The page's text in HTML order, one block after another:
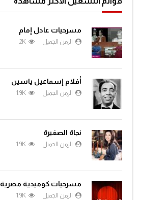
مسرحيات عادل إمام
الزمن الجميل 2K
أفلام إسماعيل ياسين
الزمن الجميل 1.9K
نجاة الصغيرة
الزمن الجميل 1.9K
مسرحيات كوميدية مصرية
الزمن الجميل 1.9K